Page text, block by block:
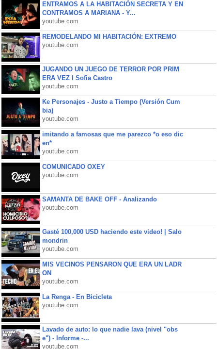
ENTRAMOS A LA HABITACIÓN SECRETA Y EN
CONTRAMOS A MARIANA - Y...
youtube.com
REMODELANDO MI HABITACIÓN: EXTREMO
youtube.com
JUGANDO UN JUEGO DE TERROR POR PRIM
ERA VEZ l Sofia Castro
youtube.com
Ke Personajes - Justo a Tiempo (Versión Cum
bia)
youtube.com
imitando a famosas que me parezco *o eso dic
en*
youtube.com
COMUNICADO OXEY
youtube.com
SAMANTA DE BAKE OFF - Analizando
youtube.com
Gasté 100,000 USD haciendo este video! | Salo
mondrin
youtube.com
MIS VECINOS PENSARON QUE ERA UN LADR
ON
youtube.com
La Renga - En Bicicleta
youtube.com
Lavado de auto: lo que nadie lava (nivel "obs
e") - Informe -...
youtube.com